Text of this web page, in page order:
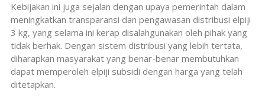
Kebijakan ini juga sejalan dengan upaya pemerintah dalam
meningkatkan transparansi dan pengawasan distribusi elpiji
3 kg, yang selama ini kerap disalahgunakan oleh pihak yang
tidak berhak. Dengan sistem distribusi yang lebih tertata,
diharapkan masyarakat yang benar-benar membutuhkan
dapat memperoleh elpiji subsidi dengan harga yang telah
ditetapkan.